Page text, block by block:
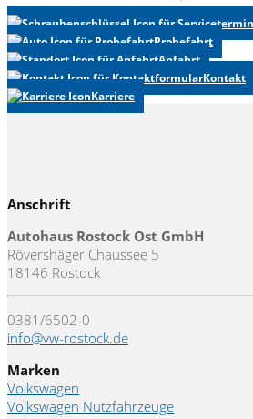
Probefahrt
Anfahrt
Kontakt
Karriere
Anschrift
Autohaus Rostock Ost GmbH
Rövershäger Chaussee 5
18146 Rostock
0381/6502-0
info@vw-rostock.de
Marken
Volkswagen
Volkswagen Nutzfahrzeuge